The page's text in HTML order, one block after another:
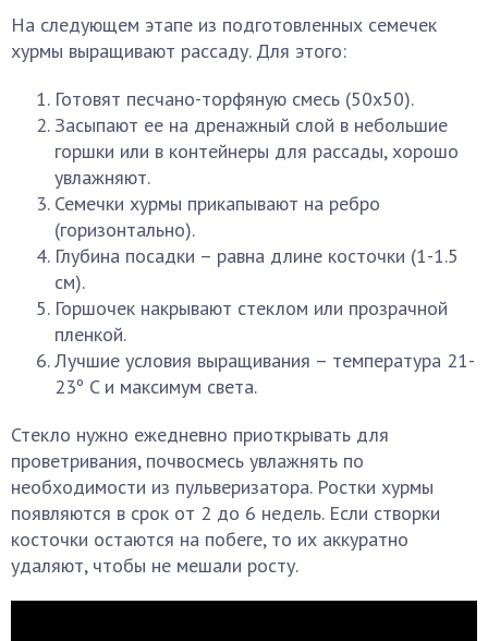
На следующем этапе из подготовленных семечек
хурмы выращивают рассаду. Для этого:
Готовят песчано-торфяную смесь (50х50).
Засыпают ее на дренажный слой в небольшие
горшки или в контейнеры для рассады, хорошо
увлажняют.
Семечки хурмы прикапывают на ребро
(горизонтально).
Глубина посадки – равна длине косточки (1-1.5
см).
Горшочек накрывают стеклом или прозрачной
пленкой.
Лучшие условия выращивания – температура 21-
23º C и максимум света.
Стекло нужно ежедневно приоткрывать для
проветривания, почвосмесь увлажнять по
необходимости из пульверизатора. Ростки хурмы
появляются в срок от 2 до 6 недель. Если створки
косточки остаются на побеге, то их аккуратно
удаляют, чтобы не мешали росту.